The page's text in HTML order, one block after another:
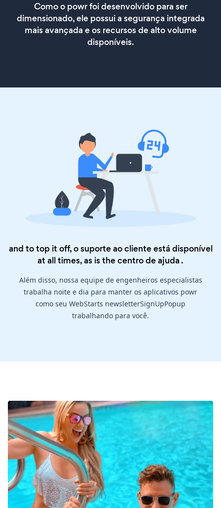
Como o powr foi desenvolvido para ser
dimensionado, ele possui a segurança integrada
mais avançada e os recursos de alto volume
disponíveis.
and to top it off, o suporte ao cliente está disponível
at all times, as is thecentro de ajuda .
Além disso, nossa equipe de engenheiros especialistas
trabalha noite e dia para manter os aplicativos powr
como seu WebStarts newsletterSignUpPopup
trabalhando para você.